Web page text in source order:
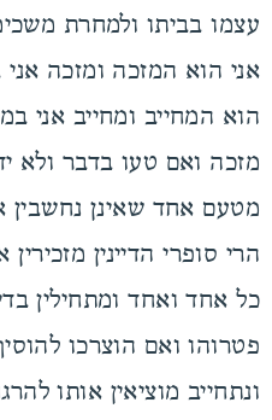
עצמו בביתו ולמחרת
אני הוא המזכה ומזכה
הוא המחייב ומחייב אני
מזכה ואם טעו בדבר ולא
מטעם אחד שאינן
הרי סופרי הדיינין
כל אחד ואחד ומתחילין
פטרוהו ואם הוצרכו
ונתחייב מוציאין אותו